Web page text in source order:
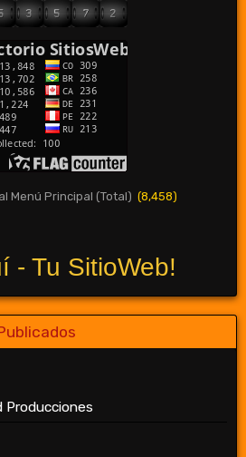
Menú Principal (Total) (8,458)
- Tu SitioWeb!
Producciones